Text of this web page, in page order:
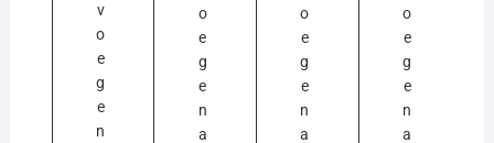
v
o
e
g
e
n
o
e
g
e
n
a
o
e
g
e
n
a
o
e
g
e
n
a